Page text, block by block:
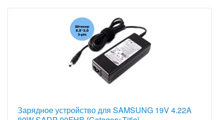
Зарядное устройство для SAMSUNG 19V 4.22A